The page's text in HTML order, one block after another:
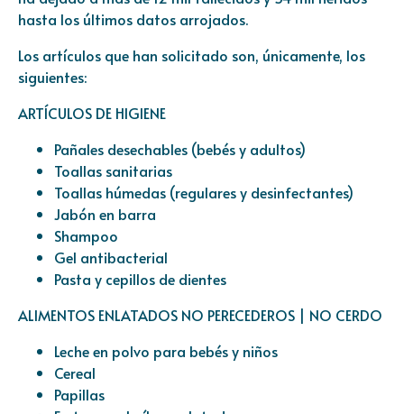
hasta los últimos datos arrojados.
Los artículos que han solicitado son, únicamente, los
siguientes:
ARTÍCULOS DE HIGIENE
Pañales desechables (bebés y adultos)
Toallas sanitarias
Toallas húmedas (regulares y desinfectantes)
Jabón en barra
Shampoo
Gel antibacterial
Pasta y cepillos de dientes
ALIMENTOS ENLATADOS NO PERECEDEROS | NO CERDO
Leche en polvo para bebés y niños
Cereal
Papillas